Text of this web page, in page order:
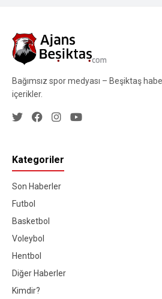
Bağımsız spor medyası – Beşiktaş
içerikler.
Kategoriler
Son Haberler
Futbol
Basketbol
Voleybol
Hentbol
Diğer Haberler
Kimdir?